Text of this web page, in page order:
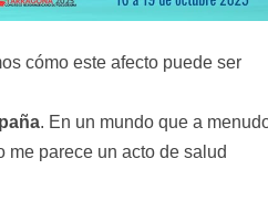
cómo este afecto puede ser
. En un mundo que a
parece un acto de salud